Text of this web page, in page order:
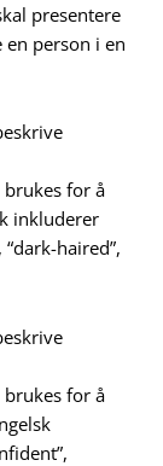
presentere
person i en
brukes for å
inkluderer
“dark-haired”,
brukes for å